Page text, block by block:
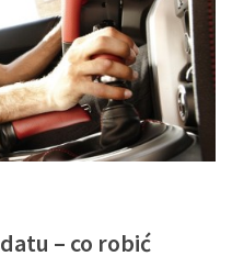
– co robić